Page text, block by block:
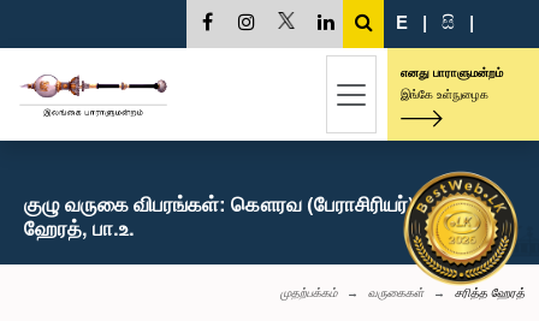
E | සි |
எனது பாராளுமன்றம்
இங்கே உள்நுழைக
குழு வருகை விபரங்கள்: கௌரவ (பேராசிரியர்) சரித்த
ஹேரத், பா.உ.
முதற்பக்கம் வருகைகள் சரித்த ஹேரத்